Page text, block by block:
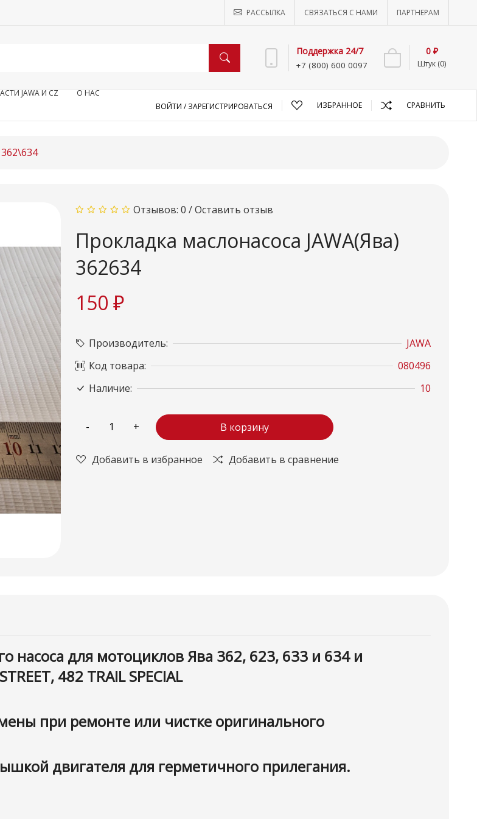
РАССЫЛКА СВЯЗАТЬСЯ С НАМИ ПАРТНЕРАМ
Поддержка 24/7
+7 (800) 600 0097 Штук (0)
0 ₽
JAWA И CZ О НАС
ВОЙТИ /ЗАРЕГИСТРИРОВАТЬСЯ ИЗБРАННОЕ СРАВНИТЬ
Отзывов: 0 /Оставить отзыв
Прокладка маслонасоса JAWA(Ява)
362634
150 ₽
Производитель:
JAWA
Код товара:
080496
Наличие:
10
В корзину
Добавить в избранное Добавить в сравнение
насоса для мотоциклов Ява 362, 623, 633 и 634 и
482 TRAIL SPECIAL
при ремонте или чистке оригинального
двигателя для герметичного прилегания.